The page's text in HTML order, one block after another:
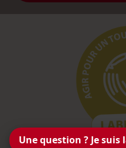
Une question ? Je suis